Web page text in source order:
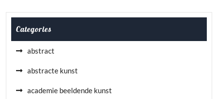
Categories
abstract
abstracte kunst
academie beeldende kunst